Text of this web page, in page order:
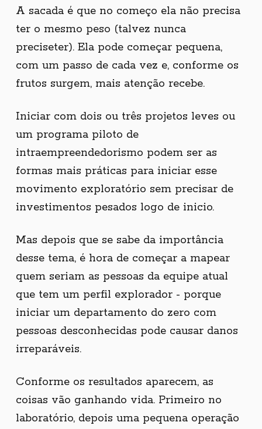
A sacada é que no começo ela não precisa
ter o mesmo peso (talvez nunca
preciseter). Ela pode começar pequena,
com um passo de cada vez e, conforme os
frutos surgem, mais atenção recebe.
Iniciar com dois ou três projetos leves ou
um programa piloto de
intraempreendedorismo podem ser as
formas mais práticas para iniciar esse
movimento exploratório sem precisar de
investimentos pesados logo de inicio.
Mas depois que se sabe da importância
desse tema, é hora de começar a mapear
quem seriam as pessoas da equipe atual
que tem um perfil explorador - porque
iniciar um departamento do zero com
pessoas desconhecidas pode causar danos
irreparáveis.
Conforme os resultados aparecem, as
coisas vão ganhando vida. Primeiro no
laboratório, depois uma pequena operação